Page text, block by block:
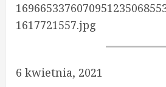
1617721557.jpg
6 kwietnia, 2021